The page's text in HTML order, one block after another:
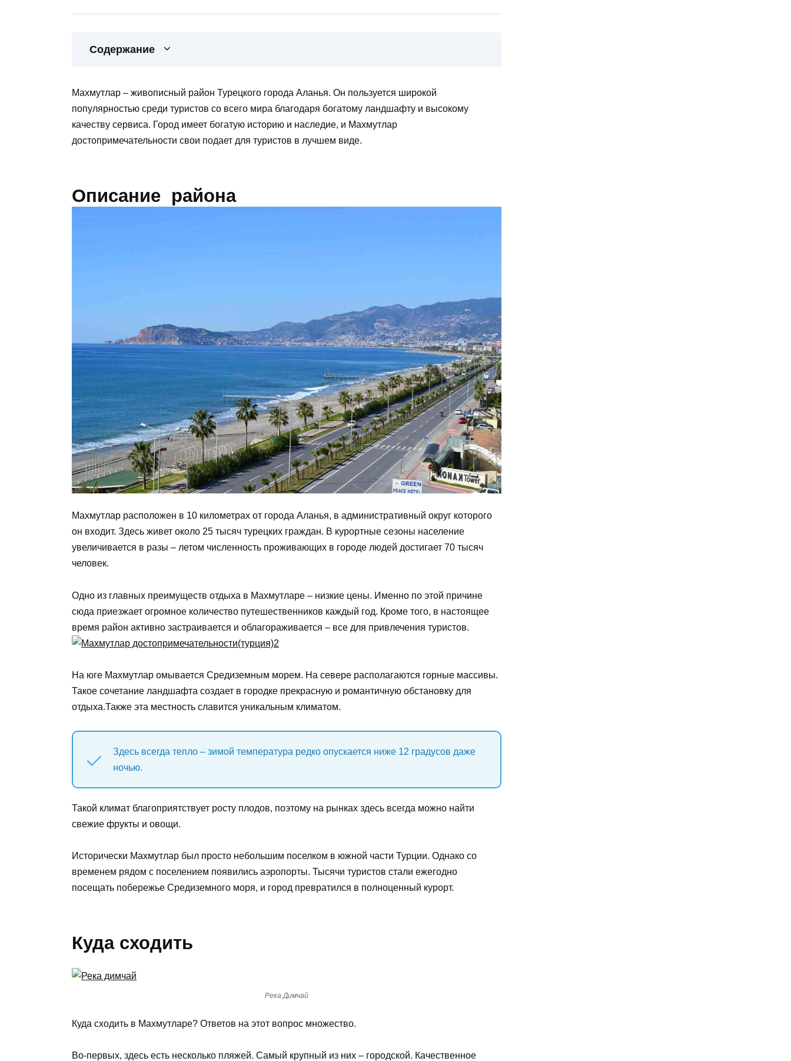
Содержание
Махмутлар – живописный район Турецкого города Аланья. Он пользуется широкой
популярностью среди туристов со всего мира благодаря богатому ландшафту и высокому
качеству сервиса. Город имеет богатую историю и наследие, и Махмутлар
достопримечательности свои подает для туристов в лучшем виде.
Описание района
Махмутлар расположен в 10 километрах от города Аланья, в административный округ которого
он входит. Здесь живет около 25 тысяч турецких граждан. В курортные сезоны население
увеличивается в разы – летом численность проживающих в городе людей достигает 70 тысяч
человек.
Одно из главных преимуществ отдыха в Махмутларе – низкие цены. Именно по этой причине
сюда приезжает огромное количество путешественников каждый год. Кроме того, в настоящее
время район активно застраивается и облагораживается – все для привлечения туристов.
На юге Махмутлар омывается Средиземным морем. На севере располагаются горные массивы.
Такое сочетание ландшафта создает в городке прекрасную и романтичную обстановку для
отдыха.Также эта местность славится уникальным климатом.
Здесь всегда тепло – зимой температура редко опускается ниже 12 градусов даже
ночью.
Такой климат благоприятствует росту плодов, поэтому на рынках здесь всегда можно найти
свежие фрукты и овощи.
Исторически Махмутлар был просто небольшим поселком в южной части Турции. Однако со
временем рядом с поселением появились аэропорты. Тысячи туристов стали ежегодно
посещать побережье Средиземного моря, и город превратился в полноценный курорт.
Куда сходить
Река Димчай
Куда сходить в Махмутларе? Ответов на этот вопрос множество.
Во-первых, здесь есть несколько пляжей. Самый крупный из них – городской. Качественное